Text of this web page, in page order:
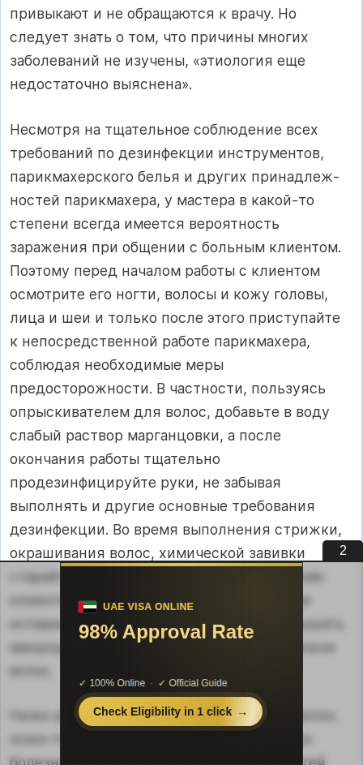
привыкают и не обращаются к врачу. Но
следует знать о том, что причины многих
заболеваний не изучены, «этиология еще
недоста­точно выяснена».
Несмотря на тщательное соблюдение всех
требований по дезин­фекции инструментов,
парикмахерского белья и других принадлеж­
ностей парикмахера, у мастера в какой-то
степени всегда имеется вероятность
заражения при общении с больным клиентом.
Поэтому перед началом работы с клиентом
осмотрите его ногти, волосы и кожу головы,
лица и шеи и только после этого приступайте
к непосредственной работе парикмахера,
соблюдая необходимые меры
предосторожности. В частности, пользуясь
опрыскивателем для волос, добавьте в воду
слабый раствор марганцовки, а после
окончания работы тщательно
продезинфицируйте руки, не забывая
выполнять и другие основные требования
дезинфекции. Во время выполнения стрижки,
окрашивания волос, химической завивки
старайтесь не наклоняться близко к голове
клиента с тем, чтобы не вдыхать вредные
испарения химических составов и «не дышать
микрощетиной», обра­зующейся при стрижке
волос.
Ниже рассмотрены некоторые болезни волос,
кожи головы и одна из особенно заразных
1